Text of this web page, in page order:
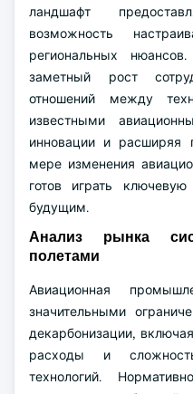
ландшафт
возможность
региональных
заметный рост
отношений между
известными
инновации и расширяя
мере изменения
готов играть
будущим.
Анализ рынка
полетами
Авиационная
значительными
декарбонизации,
расходы и
технологий.